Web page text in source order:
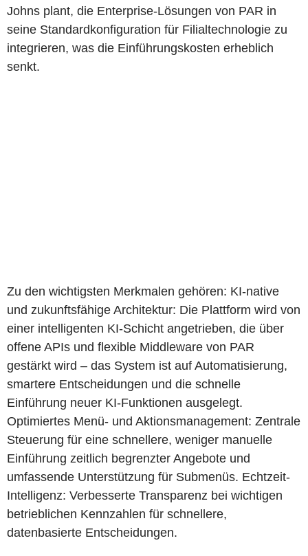
Johns plant, die Enterprise-Lösungen von PAR in
seine Standardkonfiguration für Filialtechnologie zu
integrieren, was die Einführungskosten erheblich
senkt.
Zu den wichtigsten Merkmalen gehören: KI-native
und zukunftsfähige Architektur: Die Plattform wird von
einer intelligenten KI-Schicht angetrieben, die über
offene APIs und flexible Middleware von PAR
gestärkt wird – das System ist auf Automatisierung,
smartere Entscheidungen und die schnelle
Einführung neuer KI-Funktionen ausgelegt.
Optimiertes Menü- und Aktionsmanagement: Zentrale
Steuerung für eine schnellere, weniger manuelle
Einführung zeitlich begrenzter Angebote und
umfassende Unterstützung für Submenüs. Echtzeit-
Intelligenz: Verbesserte Transparenz bei wichtigen
betrieblichen Kennzahlen für schnellere,
datenbasierte Entscheidungen.